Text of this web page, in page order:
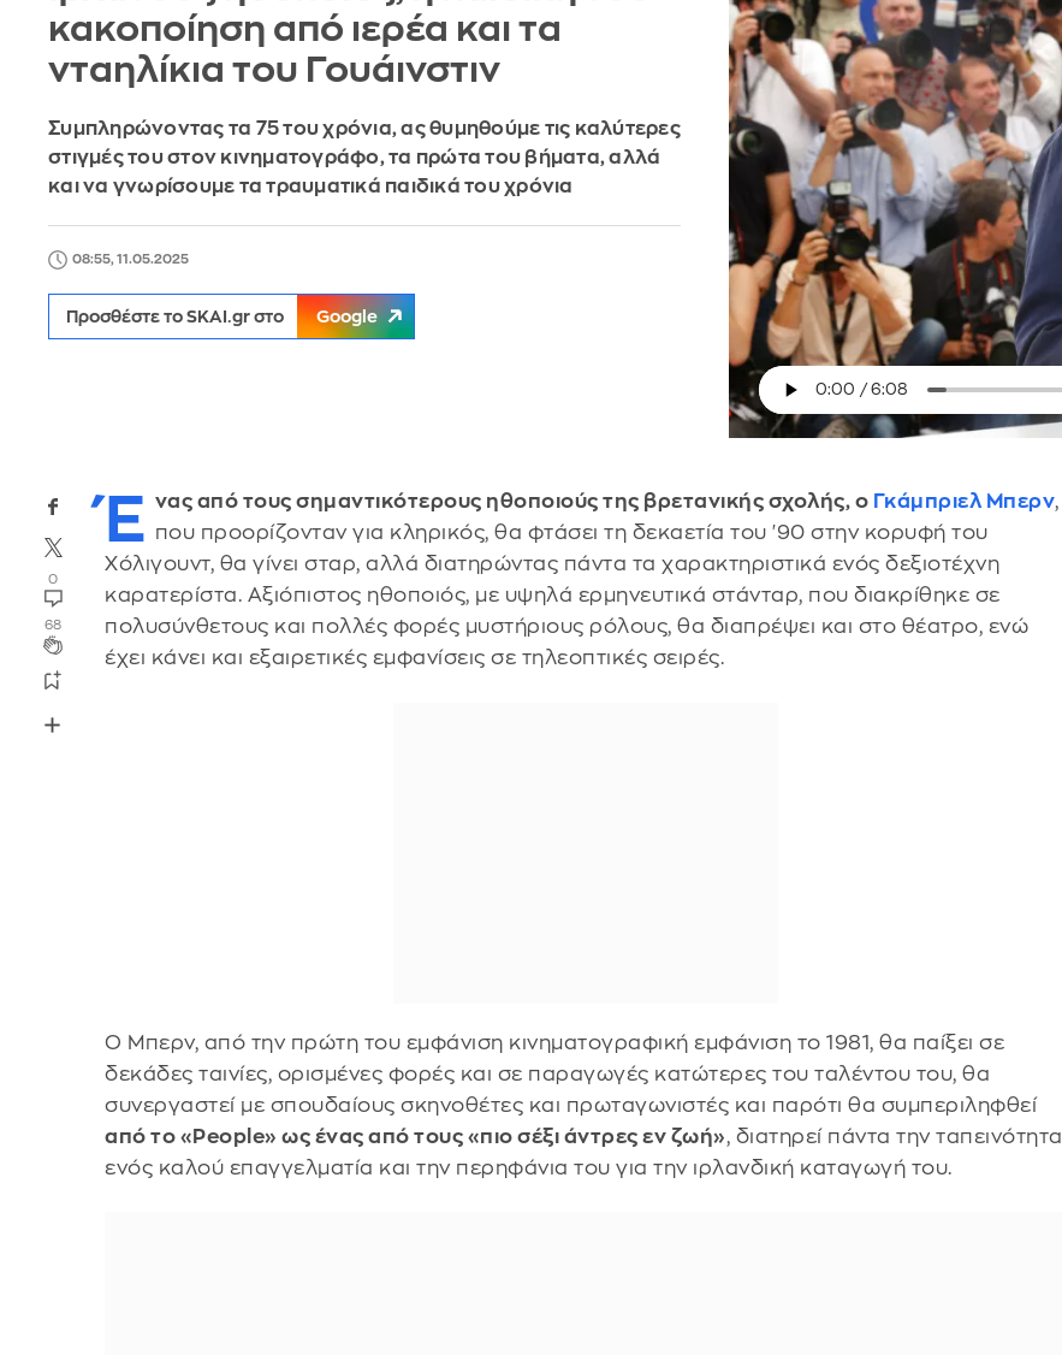
κακοποίηση από ιερέα και τα
νταηλίκια του Γουάινστιν
Συμπληρώνοντας τα 75 του χρόνια, ας θυμηθούμε τις καλύτερες
στιγμές του στον κινηματογράφο, τα πρώτα του βήματα, αλλά
και να γνωρίσουμε τα τραυματικά παιδικά του χρόνια
08:55, 11.05.2025
Προσθέστε το SKAI.gr στο Google
0
68
Έ νας από τους σημαντικότερους ηθοποιούς της βρετανικής σχολής, ο Γκάμπριελ Μπερν,
που προορίζονταν για κληρικός, θα φτάσει τη δεκαετία του '90 στην κορυφή του
Χόλιγουντ, θα γίνει σταρ, αλλά διατηρώντας πάντα τα χαρακτηριστικά ενός δεξιοτέχνη
καρατερίστα. Αξιόπιστος ηθοποιός, με υψηλά ερμηνευτικά στάνταρ, που διακρίθηκε σε
πολυσύνθετους και πολλές φορές μυστήριους ρόλους, θα διαπρέψει και στο θέατρο, ενώ
έχει κάνει και εξαιρετικές εμφανίσεις σε τηλεοπτικές σειρές.
Ο Μπερν, από την πρώτη του εμφάνιση κινηματογραφική εμφάνιση το 1981, θα παίξει σε
δεκάδες ταινίες, ορισμένες φορές και σε παραγωγές κατώτερες του ταλέντου του, θα
συνεργαστεί με σπουδαίους σκηνοθέτες και πρωταγωνιστές και παρότι θα συμπεριληφθεί
από το «People» ως ένας από τους «πιο σέξι άντρες εν ζωή», διατηρεί πάντα την ταπεινότητα
ενός καλού επαγγελματία και την περηφάνια του για την ιρλανδική καταγωγή του.